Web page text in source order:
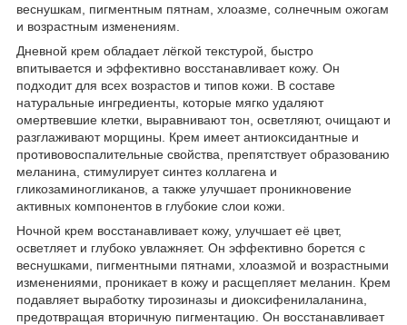
веснушкам, пигментным пятнам, хлоазме, солнечным ожогам
и возрастным изменениям.
Дневной крем обладает лёгкой текстурой, быстро
впитывается и эффективно восстанавливает кожу. Он
подходит для всех возрастов и типов кожи. В составе
натуральные ингредиенты, которые мягко удаляют
омертвевшие клетки, выравнивают тон, осветляют, очищают и
разглаживают морщины. Крем имеет антиоксидантные и
противовоспалительные свойства, препятствует образованию
меланина, стимулирует синтез коллагена и
гликозаминогликанов, а также улучшает проникновение
активных компонентов в глубокие слои кожи.
Ночной крем восстанавливает кожу, улучшает её цвет,
осветляет и глубоко увлажняет. Он эффективно борется с
веснушками, пигментными пятнами, хлоазмой и возрастными
изменениями, проникает в кожу и расщепляет меланин. Крем
подавляет выработку тирозиназы и диоксифенилаланина,
предотвращая вторичную пигментацию. Он восстанавливает